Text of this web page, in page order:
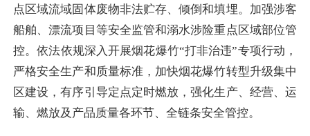
点区域流域固体废物非法贮存、倾倒和填埋。加强涉客
船舶、漂流项目等安全监管和溺水涉险重点区域部位管
控。依法依规深入开展烟花爆竹“打非治违”专项行动，
严格安全生产和质量标准，加快烟花爆竹转型升级集中
区建设，有序引导定点定时燃放，强化生产、经营、运
输、燃放及产品质量各环节、全链条安全管控。